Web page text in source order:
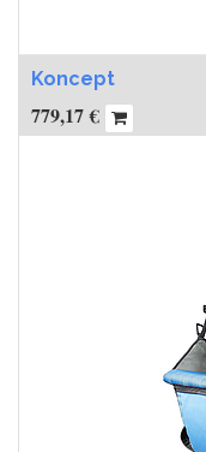
Koncept
779,17€